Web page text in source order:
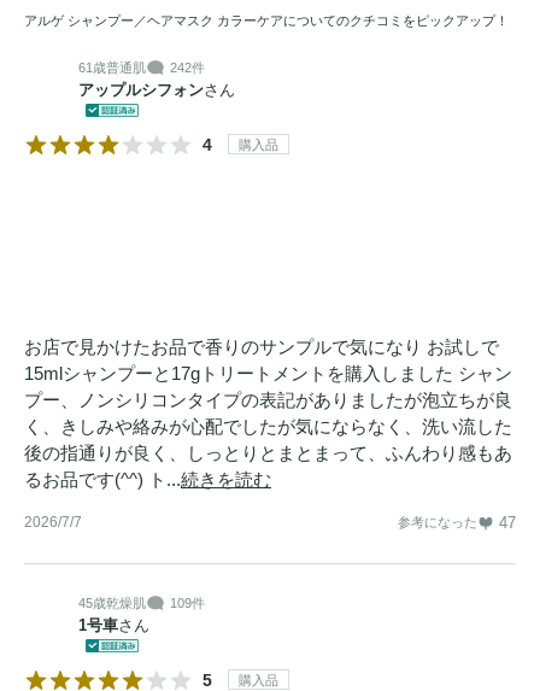
アルゲ シャンプー／ヘアマスク カラーケアについてのクチコミをピックアップ！
61歳普通肌 242件
アップルシフォンさん
4 購入品
お店で見かけたお品で香りのサンプルで気になり お試しで
15mlシャンプーと17gトリートメントを購入しました シャン
プー、ノンシリコンタイプの表記がありましたが泡立ちが良
く、きしみや絡みが心配でしたが気にならなく、洗い流した
後の指通りが良く、しっとりとまとまって、ふんわり感もあ
るお品です(^^) ト...続きを読む
2026/7/7 参考になった 47
45歳乾燥肌 109件
1号車さん
5 購入品